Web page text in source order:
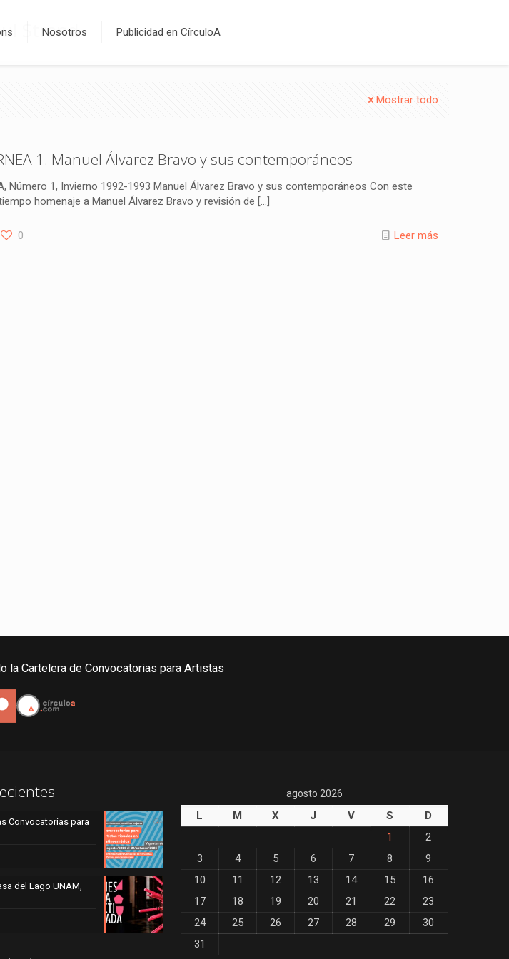
Nosotros Publicidad en CírculoA
Strand
Mostrar todo
1. Manuel Álvarez Bravo y sus contemporáneos
Número 1, Invierno 1992-1993 Manuel Álvarez Bravo y sus contemporáneos Con este
homenaje a Manuel Álvarez Bravo y revisión de […]
0 Leer más
la Cartelera de Convocatorias para Artistas
Convocatorias para
del Lago UNAM,
agosto 2026
L M X J V S
D
1
2
3
4 5 6 7 8
9
10
11 12 13 14 15
16
17
18 19 20 21 22
23
24
25 26 27 28 29
30
31